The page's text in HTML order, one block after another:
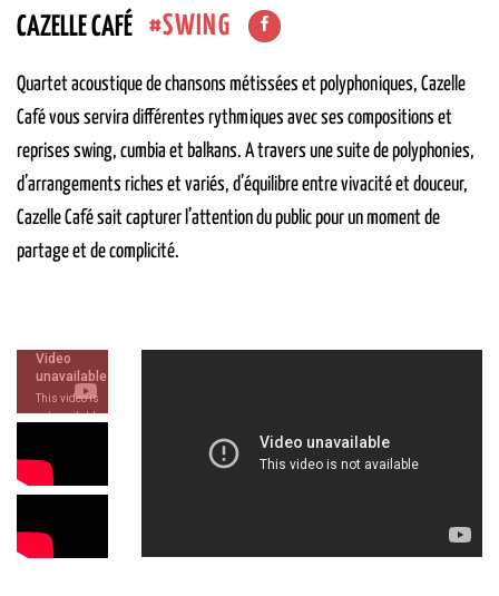
CAZELLE CAFÉ SWING
Quartet acoustique de chansons métissées et polyphoniques, Cazelle
Café vous servira différentes rythmiques avec ses compositions et
reprises swing, cumbia et balkans. A travers une suite de polyphonies,
d’arrangements riches et variés, d’équilibre entre vivacité et douceur,
Cazelle Café sait capturer l’attention du public pour un moment de
partage et de complicité.